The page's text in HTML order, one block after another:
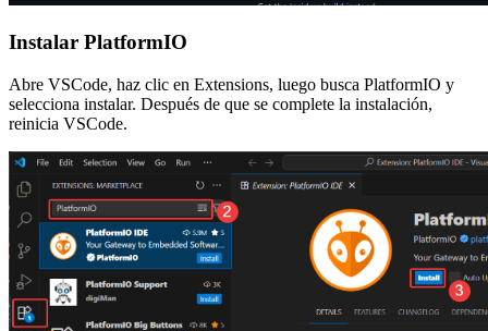
Instalar PlatformIO
Abre VSCode, haz clic en Extensions, luego busca PlatformIO y
selecciona instalar. Después de que se complete la instalación,
reinicia VSCode.